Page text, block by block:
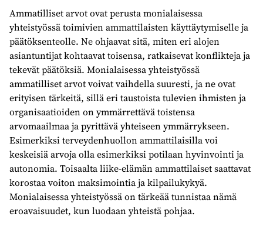
Ammatilliset arvot ovat perusta monialaisessa
yhteistyössä toimivien ammattilaisten käyttäytymiselle ja
päätöksenteolle. Ne ohjaavat sitä, miten eri alojen
asiantuntijat kohtaavat toisensa, ratkaisevat konflikteja ja
tekevät päätöksiä. Monialaisessa yhteistyössä
ammatilliset arvot voivat vaihdella suuresti, ja ne ovat
erityisen tärkeitä, sillä eri taustoista tulevien ihmisten ja
organisaatioiden on ymmärrettävä toistensa
arvomaailmaa ja pyrittävä yhteiseen ymmärrykseen.
Esimerkiksi terveydenhuollon ammattilaisilla voi
keskeisiä arvoja olla esimerkiksi potilaan hyvinvointi ja
autonomia. Toisaalta liike-elämän ammattilaiset saattavat
korostaa voiton maksimointia ja kilpailukykyä.
Monialaisessa yhteistyössä on tärkeää tunnistaa nämä
eroavaisuudet, kun luodaan yhteistä pohjaa.